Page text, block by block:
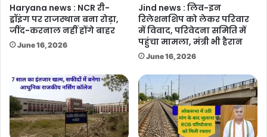
Haryana news : NCR री-
ड्रॉइंग पर राजस्थान बना रोड़ा,
जींद-करनाल नहीं होंगे बाहर
June 16, 2026
Jind news : लिव-इन
रिलेशनशिप को लेकर परिवार
में विवाद, परिवेदना समिति में
पहुंचा मामला, मंत्री भी हैरान
June 16, 2026